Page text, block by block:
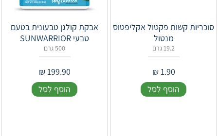
סוכריות קשות פקטול אקליפטוס
מנטול
19.2 גרם
1.90
₪
הוסף לסל
אבקת קולגן טבעונית בטעם
טבעי SUNWARRIOR
500 גרם
199.90
₪
הוסף לסל